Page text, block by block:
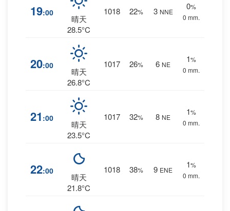
19:00
晴天
28.5°C
1018 22% 3 NNE
0%
0 mm.
20:00
晴天
26.8°C
1017 26% 6 NE
1%
0 mm.
21 :00
晴天
23.5°C
1017 32% 8 NE
1%
0 mm.
22:00
晴天
21.8°C
1018 38% 9 ENE
1%
0 mm.